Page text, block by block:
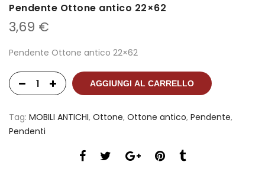
Pendente Ottone antico 22×62
3,69 €
Pendente Ottone antico 22×62
AGGIUNGI AL CARRELLO
Tag: MOBILI ANTICHI, Ottone, Ottone antico, Pendente,
Pendenti